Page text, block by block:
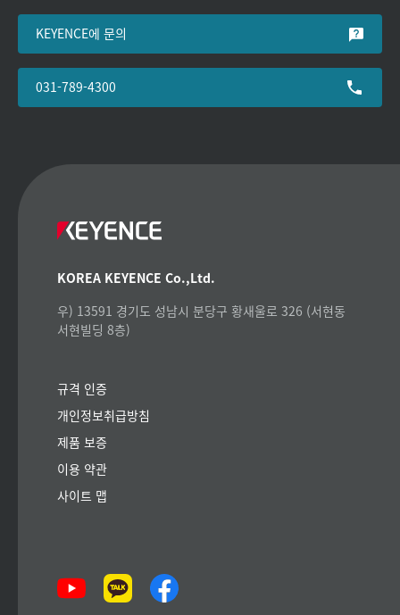
KEYENCE에 문의
031-789-4300
KOREA KEYENCE Co.,Ltd.
우) 13591 경기도 성남시 분당구 황새울로 326 (서현동
서현빌딩 8층)
규격 인증
개인정보취급방침
제품 보증
이용 약관
사이트 맵